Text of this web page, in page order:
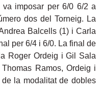
imposar per 6/0 6/2 a
dos del Torneig. La
Balcells (1) i Carla
per 6/4 i 6/0. La final de
Roger Ordeig i Gil Sala
Ramos, Ordeig i
la modalitat de dobles